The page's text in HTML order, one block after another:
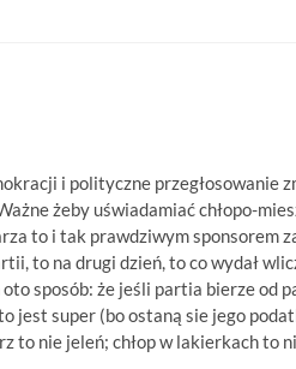
i polityczne przegłosowanie
żeby uświadamiać chłopo-
to i tak prawdziwym sponsorem
to na drugi dzień, to co wydał
sposób: że jeśli partia bierze od
jest super (bo ostaną sie jego
to nie jeleń; chłop w lakierkach to